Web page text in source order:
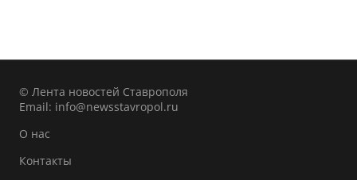
© Лента новостей Ставрополя
Email: info@newsstavropol.ru
О нас
Контакты